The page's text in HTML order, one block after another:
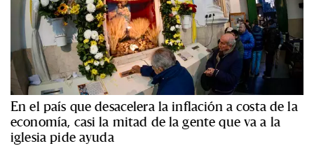
En el país que desacelera la inflación a costa de la
economía, casi la mitad de la gente que va a la
iglesia pide ayuda